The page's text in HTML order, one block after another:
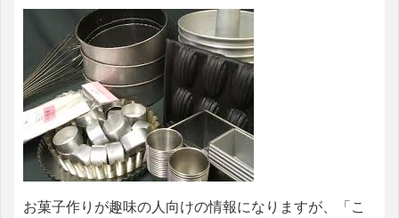
お菓子作りが趣味の人向けの情報になりますが、「こ